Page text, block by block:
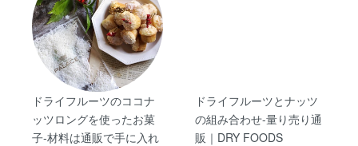
ドライフルーツのココナ
ッツロングを使ったお菓
子-材料は通販で手に入れ
ドライフルーツとナッツ
の組み合わせ-量り売り通
販｜DRY FOODS